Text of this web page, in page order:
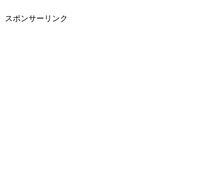
スポンサーリンク